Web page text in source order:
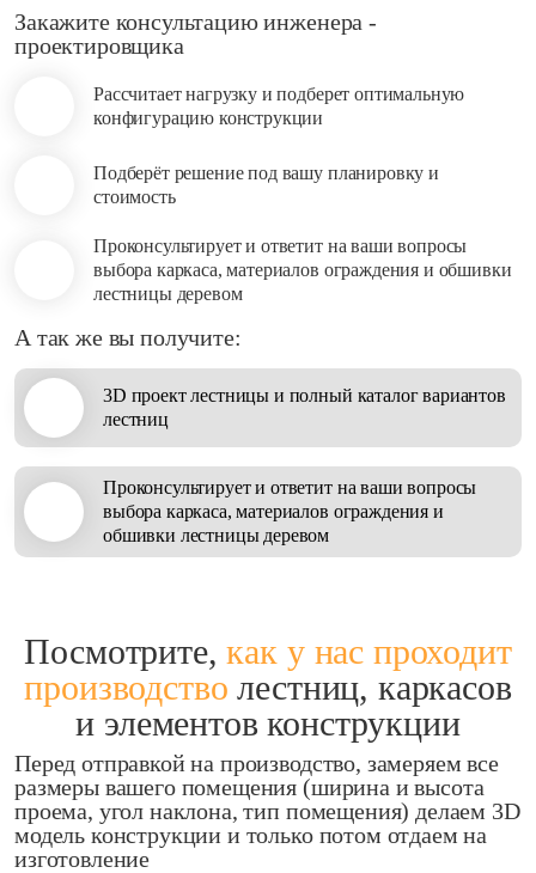
Закажите консультациюинженера -
проектировщика
Рассчитает нагрузку и подберет оптимальную
конфигурацию конструкции
Подберёт решение под вашу планировку и
стоимость
Проконсультирует и ответит на ваши вопросы
выбора каркаса, материалов ограждения и обшивки
лестницы деревом
А так же вы получите:
3D проект лестницы и полный каталог вариантов
лестниц
Проконсультирует и ответит на ваши вопросы
выбора каркаса, материалов ограждения и
обшивки лестницы деревом
Посмотрите,как у нас проходит
производство лестниц, каркасов
и элементов конструкции
Перед отправкой на производство, замеряем все
размеры вашего помещения (ширина и высота
проема, угол наклона, тип помещения) делаем 3D
модель конструкции и только потом отдаем на
изготовление